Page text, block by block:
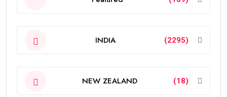
INDIA (2295)
NEW ZEALAND (18)